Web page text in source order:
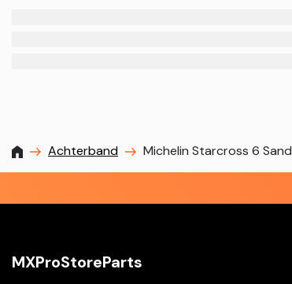
MXProstoreparts
Achterband Michelin Starcross 6
MXProStoreParts